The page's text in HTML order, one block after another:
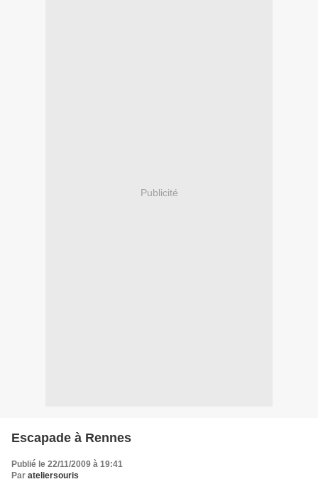
Publicité
Escapade à Rennes
Publié le 22/11/2009 à 19:41
Par ateliersouris